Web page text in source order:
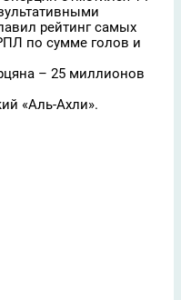
рейтинг самых
по сумме голов и
– 25 миллионов
«Аль-Ахли».